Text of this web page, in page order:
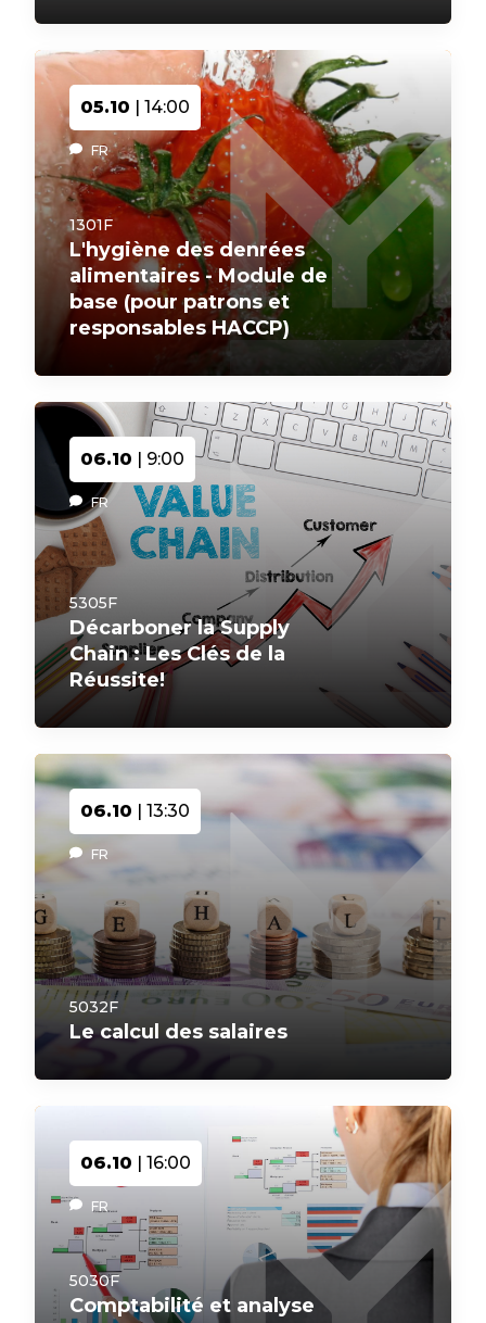
05.10 | 14:00
FR
1301F
L'hygiène des denrées
alimentaires - Module de
base (pour patrons et
responsables HACCP)
06.10 | 9:00
FR
5305F
Décarboner la Supply
Chain : Les Clés de la
Réussite!
06.10 | 13:30
FR
5032F
Le calcul des salaires
06.10 | 16:00
FR
5030F
Comptabilité et analyse